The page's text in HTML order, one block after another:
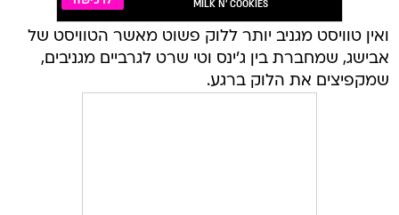
ואין טוויסט מגניב יותר ללוק פשוט מאשר הטוויסט של
אבישג, שמחברת בין ג'ינס וטי שרט לגרביים מגניבים,
שמקפיצים את הלוק ברגע.